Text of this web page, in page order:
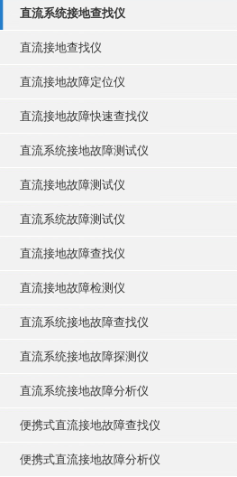
直流系统接地查找仪
直流接地查找仪
直流接地故障定位仪
直流接地故障快速查找仪
直流系统接地故障测试仪
直流接地故障测试仪
直流系统故障测试仪
直流接地故障查找仪
直流接地故障检测仪
直流系统接地故障查找仪
直流系统接地故障探测仪
直流系统接地故障分析仪
便携式直流接地故障查找仪
便携式直流接地故障分析仪